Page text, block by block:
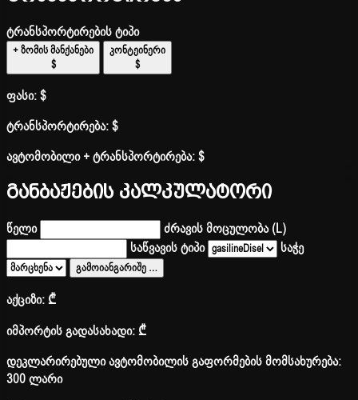
ტრანსპორტირების ტიპი
+ ზომის მანქანები
$
კონტეინერი
$
ფასი:$
ტრანსპორტირება:$
ავტომობილი + ტრანსპორტირება:$
განბაჟების კალკულატორი
წელი
ძრავის მოცულობა (L)
საწვავის ტიპი
საჭე
გამოიანგარიშე …
აქციზი:₾
იმპორტის გადასახადი:₾
დეკლარირებული ავტომობილის გაფორმების მომსახურება:
300 ლარი